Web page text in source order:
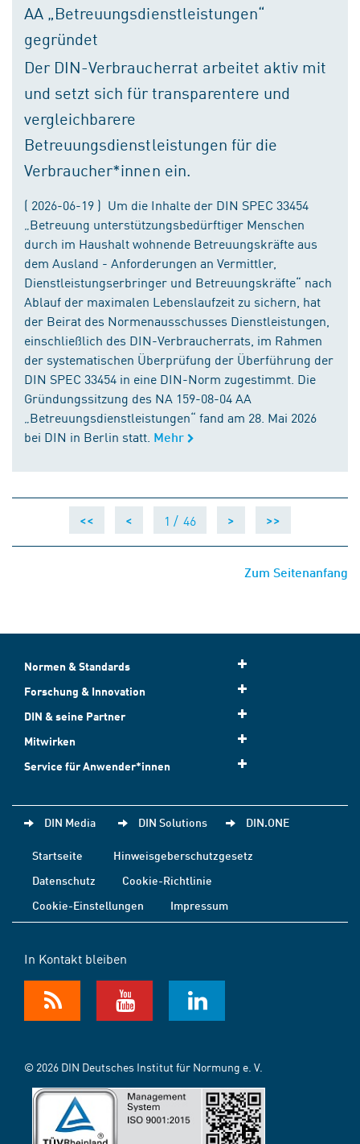
AA „Betreuungsdienstleistungen“
gegründet
Der DIN-Verbraucherrat arbeitet aktiv mit
und setzt sich für transparentere und
vergleichbarere
Betreuungsdienstleistungen für die
Verbraucher*innen ein.
( 2026-06-19 ) Um die Inhalte der DIN SPEC 33454
„Betreuung unterstützungsbedürftiger Menschen
durch im Haushalt wohnende Betreuungskräfte aus
dem Ausland - Anforderungen an Vermittler,
Dienstleistungserbringer und Betreuungskräfte“ nach
Ablauf der maximalen Lebenslaufzeit zu sichern, hat
der Beirat des Normenausschusses Dienstleistungen,
einschließlich des DIN-Verbraucherrats, im Rahmen
der systematischen Überprüfung der Überführung der
DIN SPEC 33454 in eine DIN-Norm zugestimmt. Die
Gründungssitzung des NA 159-08-04 AA
„Betreuungsdienstleistungen“ fand am 28. Mai 2026
bei DIN in Berlin statt. Mehr
<< < 1 / 46 > >>
Zum Seitenanfang
Normen & Standards
Forschung & Innovation
DIN & seine Partner
Mitwirken
Service für Anwender*innen
DIN Media DIN Solutions DIN.ONE
Startseite
Hinweisgeberschutzgesetz
Datenschutz
Cookie-Richtlinie
Cookie-Einstellungen
Impressum
In Kontakt bleiben
© 2026 DIN Deutsches Institut für Normung e. V.